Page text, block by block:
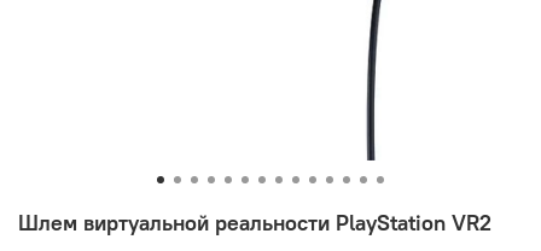
Шлем виртуальной реальности PlayStation VR2